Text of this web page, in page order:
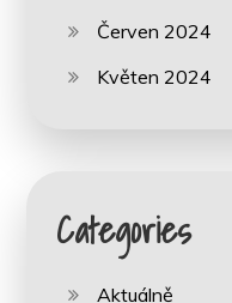
Červen 2024
Květen 2024
Categories
Aktuálně